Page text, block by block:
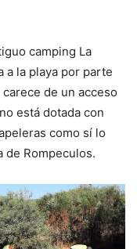
camping La
a la playa por parte
de un acceso
está dotada con
como sí lo
de Rompeculos.